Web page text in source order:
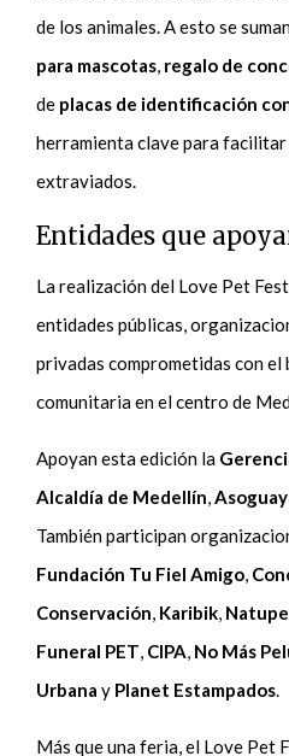
de los animales. A esto se
para mascotas, regalo de
de placas de identificación
herramienta clave para facilitar
extraviados.
Entidades que
La realización del Love Pet
entidades públicas,
privadas comprometidas con
comunitaria en el centro de
Apoyan esta edición la
Alcaldía de Medellín,
También participan
Fundación Tu Fiel Amigo,
Conservación, Karibik,
Funeral PET, CIPA, No Más
Urbana y Planet Estampados.
Más que una feria, el Love Pet